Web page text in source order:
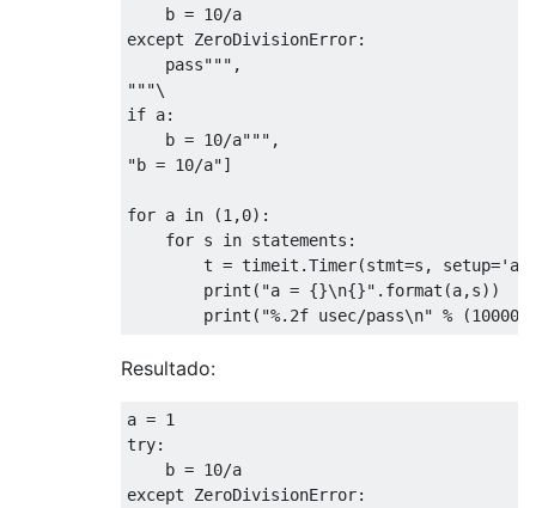
    b = 10/a
except ZeroDivisionError:
    pass"""
,
"""\
if a:
    b = 10/a"""
,
"b = 10/a"]
for a in (1 ,0):
for s in statements :
        t
= timeit .Timer(stmt=s , setup=
print ( "a = {}\n{}" . format (a,s))
print ( "%.2f usec/pass\n" % (
Resultado:
a = 1
try:
    b
= 10/
except
ZeroDivisionError: